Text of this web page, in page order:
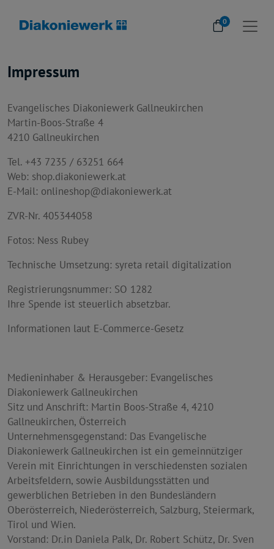
0
Impressum
Evangelisches Diakoniewerk Gallneukirchen
Martin-Boos-Straße 4
4210 Gallneukirchen
Tel. +43 7235 / 63251 664
Web: shop.diakoniewerk.at
E-Mail: onlineshop@diakoniewerk.at
ZVR-Nr. 405344058
Fotos: Ness Rubey
Technische Umsetzung: syreta retail digitalization
Registrierungsnummer: SO 1282
Ihre Spende ist steuerlich absetzbar.
Informationen laut E-Commerce-Gesetz
Medieninhaber & Herausgeber: Evangelisches
Diakoniewerk Gallneukirchen
Sitz und Anschrift: Martin Boos-Straße 4, 4210
Gallneukirchen, Österreich
Unternehmensgegenstand: Das Evangelische
Diakoniewerk Gallneukirchen ist ein gemeinnütziger
Verein mit Einrichtungen in verschiedensten sozialen
Arbeitsfeldern, sowie Ausbildungsstätten und
gewerblichen Betrieben in den Bundesländern
Oberösterreich, Niederösterreich, Salzburg, Steiermark,
Tirol und Wien.
Vorstand: Dr.in Daniela Palk, Dr. Robert Schütz, Dr. Sven